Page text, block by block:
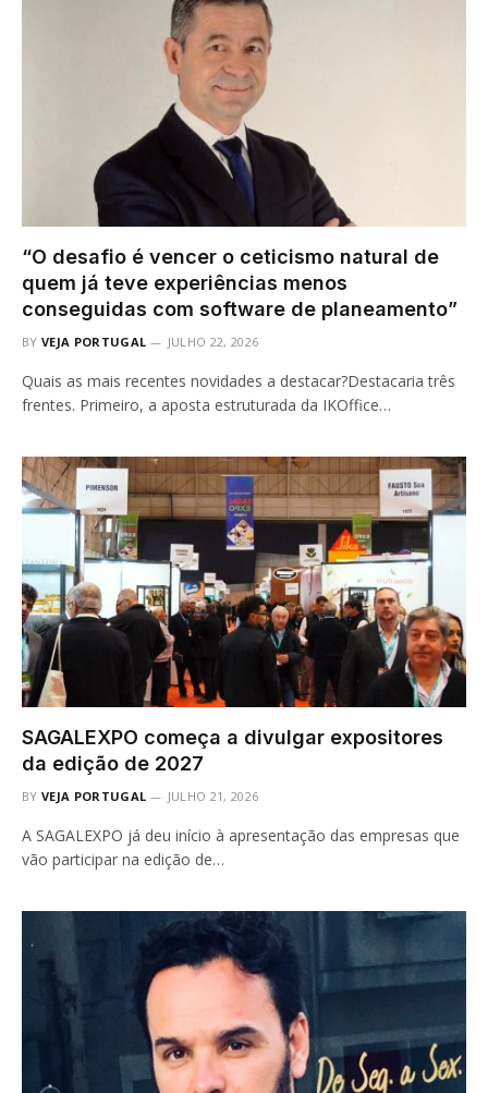
“O desafio é vencer o ceticismo natural de
quem já teve experiências menos
conseguidas com software de planeamento”
BY VEJA PORTUGAL JULHO 22, 2026
Quais as mais recentes novidades a destacar?Destacaria três
frentes. Primeiro, a aposta estruturada da IKOffice…
SAGALEXPO começa a divulgar expositores
da edição de 2027
BY VEJA PORTUGAL JULHO 21, 2026
A SAGALEXPO já deu início à apresentação das empresas que
vão participar na edição de…